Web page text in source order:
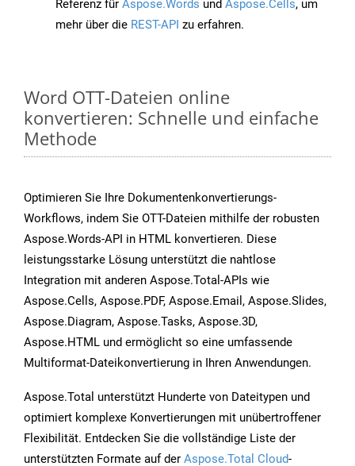
Referenz für Aspose.Words und Aspose.Cells, um
mehr über die REST-API zu erfahren.
Word OTT-Dateien online
konvertieren: Schnelle und einfache
Methode
Optimieren Sie Ihre Dokumentenkonvertierungs-
Workflows, indem Sie OTT-Dateien mithilfe der robusten
Aspose.Words-API in HTML konvertieren. Diese
leistungsstarke Lösung unterstützt die nahtlose
Integration mit anderen Aspose.Total-APIs wie
Aspose.Cells, Aspose.PDF, Aspose.Email, Aspose.Slides,
Aspose.Diagram, Aspose.Tasks, Aspose.3D,
Aspose.HTML und ermöglicht so eine umfassende
Multiformat-Dateikonvertierung in Ihren Anwendungen.
Aspose.Total unterstützt Hunderte von Dateitypen und
optimiert komplexe Konvertierungen mit unübertroffener
Flexibilität. Entdecken Sie die vollständige Liste der
unterstützten Formate auf der Aspose.Total Cloud-